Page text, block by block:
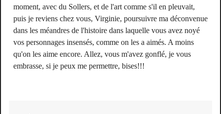
moment, avec du Sollers, et de l'art comme s'il en pleuvait,
puis je reviens chez vous, Virginie, poursuivre ma déconvenue
dans les méandres de l'histoire dans laquelle vous avez noyé
vos personnages insensés, comme on les a aimés. A moins
qu'on les aime encore. Allez, vous m'avez gonflé, je vous
embrasse, si je peux me permettre, bises!!!